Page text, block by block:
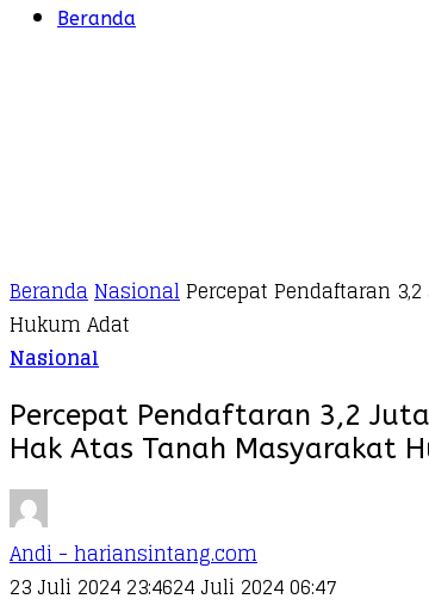
Beranda
BerandaNasionalPercepat Pendaftaran
Hukum Adat
Nasional
Percepat Pendaftaran 3,2
Hak Atas Tanah Masyarakat
Andi - hariansintang.com
23 Juli 2024 23:4624 Juli 2024 06:47